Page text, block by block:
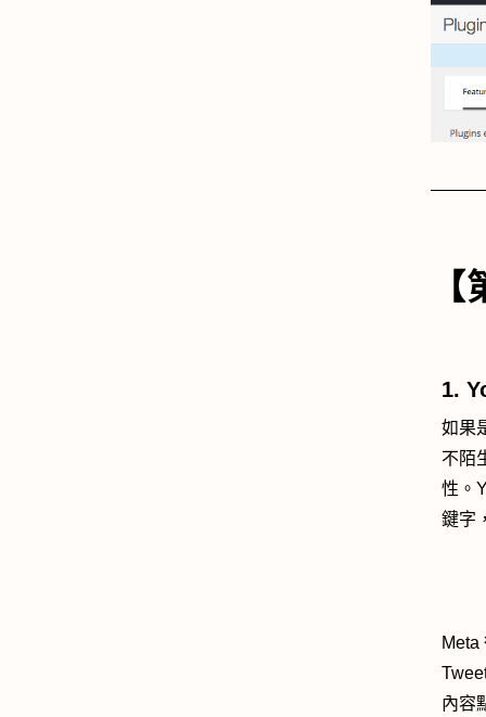
1.
如果
不陌
性。
鍵字
Meta
內容